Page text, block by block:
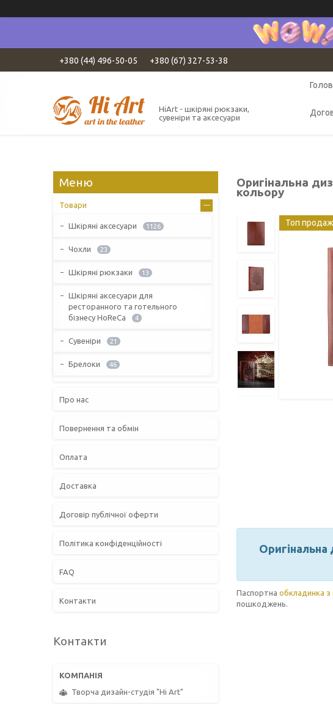
+380 (44) 496-50-05 +380 (67) 327-53-38
HiArt - шкіряні рюкзаки,
сувеніри та аксесуари
Оригінальна
кольору
Топ продаж
Оригінальна
Паспортна обкладинка з
пошкоджень.
Товари
Шкіряні аксесуари 1126
Чохли 23
Шкіряні рюкзаки 13
Шкіряні аксесуари для
ресторанного та готельного
бізнесу HoReCa
4
Сувеніри 21
Брелоки 46
Про нас
Повернення та обмін
Оплата
Доставка
Договір публічної оферти
Політика конфіденційності
FAQ
Контакти
Контакти
Творча дизайн-студія "Hi Art"